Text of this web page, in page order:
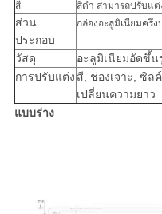
สี สีดำ สามารถปรับแต่
ส่วน
ประกอบ
กล่องอะลูมิเนียมครึ่
วัสดุ
อะลูมิเนียมอัดขึ้น
การปรับแต่ง สี, ช่องเจาะ, ซิล
เปลี่ยนความยาว
แบบร่าง